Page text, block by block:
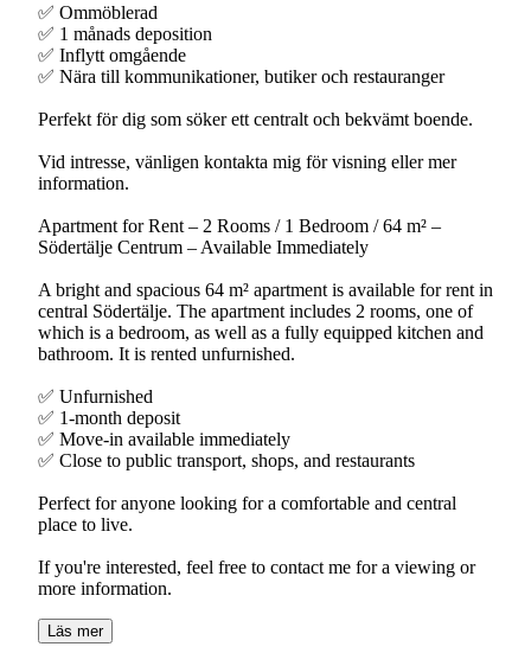
✅ Ommöblerad
✅ 1 månads deposition
✅ Inflytt omgående
✅ Nära till kommunikationer, butiker och restauranger
Perfekt för dig som söker ett centralt och bekvämt boende.
Vid intresse, vänligen kontakta mig för visning eller mer
information.
Apartment for Rent – 2 Rooms / 1 Bedroom / 64 m² –
Södertälje Centrum – Available Immediately
A bright and spacious 64 m² apartment is available for rent in
central Södertälje. The apartment includes 2 rooms, one of
which is a bedroom, as well as a fully equipped kitchen and
bathroom. It is rented unfurnished.
✅ Unfurnished
✅ 1-month deposit
✅ Move-in available immediately
✅ Close to public transport, shops, and restaurants
Perfect for anyone looking for a comfortable and central
place to live.
If you're interested, feel free to contact me for a viewing or
more information.
Läs mer